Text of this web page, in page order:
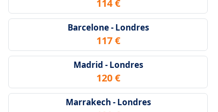
114 €
Barcelone - Londres
117 €
Madrid - Londres
120 €
Marrakech - Londres